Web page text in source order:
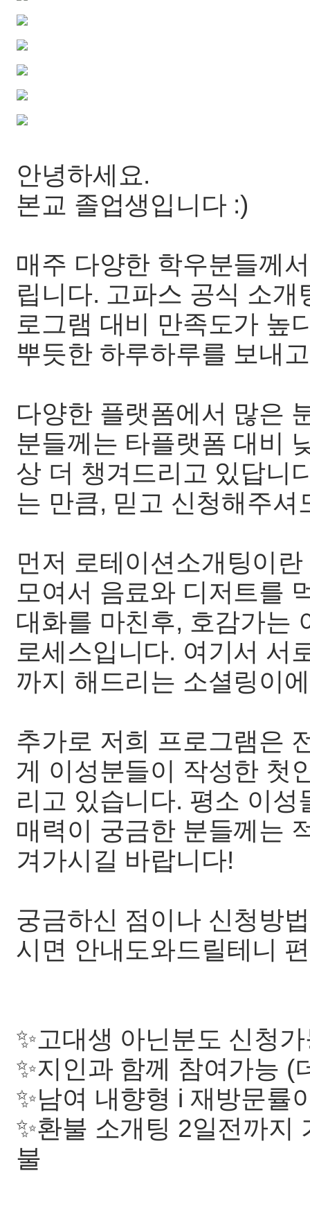
안녕하세요.
본교 졸업생입니다 :)
매주 다양한 학우분들께
립니다. 고파스 공식 소
로그램 대비 만족도가 높
뿌듯한 하루하루를 보내
다양한 플랫폼에서 많은
분들께는 타플랫폼 대비
상 더 챙겨드리고 있답니
는 만큼, 믿고 신청해주셔
먼저 로테이션소개팅이
모여서 음료와 디저트를
대화를 마친후, 호감가는
로세스입니다. 여기서 서
까지 해드리는 소셜링이
추가로 저희 프로그램은
게 이성분들이 작성한 첫
리고 있습니다. 평소 이
매력이 궁금한 분들께는
겨가시길 바랍니다!
궁금하신 점이나 신청방
시면 안내도와드릴테니
✨️고대생 아닌분도 신청
✨️지인과 함께 참여가능 (
✨️남여 내향형 i 재방문률
✨️환불 소개팅 2일전까지
불